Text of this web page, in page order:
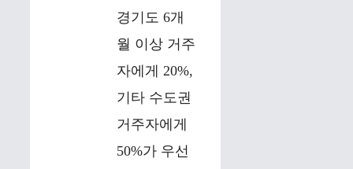
경기도 6개
월 이상 거주
자에게 20%,
기타 수도권
거주자에게
50%가 우선